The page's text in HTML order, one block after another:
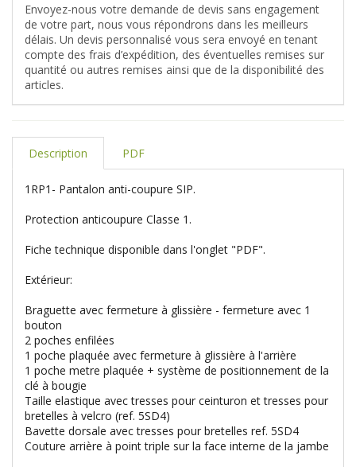
Envoyez-nous votre demande de devis sans engagement
de votre part, nous vous répondrons dans les meilleurs
délais. Un devis personnalisé vous sera envoyé en tenant
compte des frais d’expédition, des éventuelles remises sur
quantité ou autres remises ainsi que de la disponibilité des
articles.
Description PDF
1RP1- Pantalon anti-coupure SIP.
Protection anticoupure Classe 1.
Fiche technique disponible dans l'onglet "PDF".
Extérieur:
Braguette avec fermeture à glissière - fermeture avec 1
bouton
2 poches enfilées
1 poche plaquée avec fermeture à glissière à l'arrière
1 poche metre plaquée + système de positionnement de la
clé à bougie
Taille elastique avec tresses pour ceinturon et tresses pour
bretelles à velcro (ref. 5SD4)
Bavette dorsale avec tresses pour bretelles ref. 5SD4
Couture arrière à point triple sur la face interne de la jambe